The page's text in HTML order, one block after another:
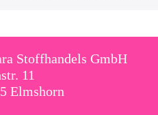
Stoffhandels GmbH
11
Elmshorn